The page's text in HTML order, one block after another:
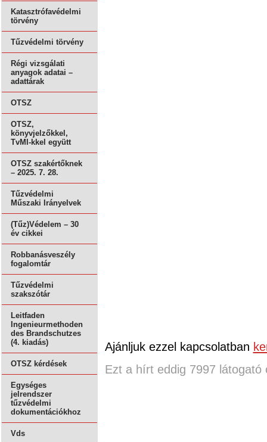
Katasztrófavédelmi
törvény
Tűzvédelmi törvény
Régi vizsgálati
anyagok adatai –
adattárak
OTSZ
OTSZ,
könyvjelzőkkel,
TvMI-kkel együtt
OTSZ szakértőknek
– 2025. 7. 28.
Tűzvédelmi
Műszaki Irányelvek
(Tűz)Védelem – 30
év cikkei
Robbanásveszély
fogalomtár
Tűzvédelmi
szakszótár
Leitfaden
Ingenieurmethoden
des Brandschutzes
(4. kiadás)
OTSZ kérdések
Egységes
jelrendszer
tűzvédelmi
dokumentációkhoz
Vds
Ajánljuk ezzel kapcsolatban
Ezt a hírt eddig 7997 látogató